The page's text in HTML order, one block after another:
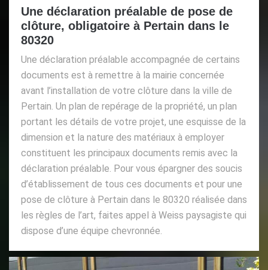
Une déclaration préalable de pose de
clôture, obligatoire à Pertain dans le
80320
Une déclaration préalable accompagnée de certains
documents est à remettre à la mairie concernée
avant l’installation de votre clôture dans la ville de
Pertain. Un plan de repérage de la propriété, un plan
portant les détails de votre projet, une esquisse de la
dimension et la nature des matériaux à employer
constituent les principaux documents remis avec la
déclaration préalable. Pour vous épargner des soucis
d’établissement de tous ces documents et pour une
pose de clôture à Pertain dans le 80320 réalisée dans
les règles de l’art, faites appel à Weiss paysagiste qui
dispose d’une équipe chevronnée.